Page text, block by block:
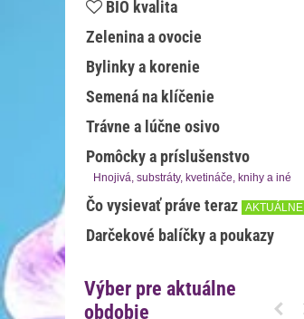
BIO kvalita
Zelenina a ovocie
Bylinky a korenie
Semená na klíčenie
Trávne a lúčne osivo
Pomôcky a príslušenstvo
Hnojivá, substráty, kvetináče, knihy a iné
Čo vysievať práve teraz AKTUÁLNE
Darčekové balíčky a poukazy
Výber pre aktuálne
obdobie